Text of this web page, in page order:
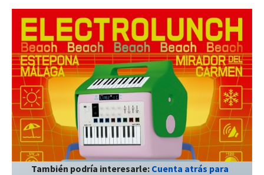
También podría interesarle: Cuenta atrás para